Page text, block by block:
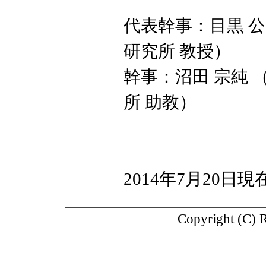
代表幹事：目黒
研究所 教授）
幹事：沼田 宗純
所 助教）
2014年7月20日現
Copyright (C)